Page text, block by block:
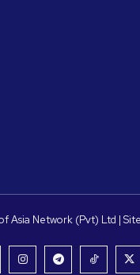
Asia Network (Pvt) Ltd |